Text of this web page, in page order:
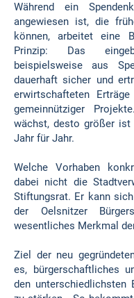
Während ein
angewiesen ist, die
können, arbeitet eine
Prinzip: Das
beispielsweise aus
dauerhaft sicher und
erwirtschafteten
gemeinnütziger
wächst, desto größer
Jahr für Jahr.
Welche Vorhaben
dabei nicht die
Stiftungsrat. Er kann
der Oelsnitzer
wesentliches Merkmal
Ziel der neu
es, bürgerschaftliches
den unterschiedlichsten